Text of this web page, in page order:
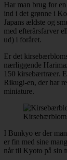
Har man brug for
ind i det grønne i
Japans ældste og
med efterårsfarver
ud) i foråret.
Er det
nærliggende
150 kirsebærtræer.
Rikugi-en, der har
miniature.
I Bunkyo er der
er fin med sine
når til Kyoto på sin